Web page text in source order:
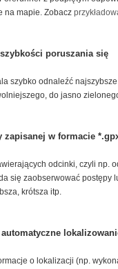
na mapie. Zobacz
poruszania się
szybko odnaleźć
do jasno
zapisanej w formacie
odcinki, czyli
się zaobserwować postępy
krótsza itp.
o lokalizacji (np.